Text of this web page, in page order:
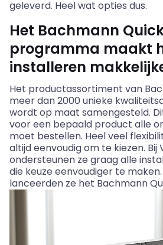
geleverd. Heel wat opties dus.
Het Bachmann
programma maakt
installeren
Het productassortiment van
meer dan 2000 unieke
wordt op maat samengesteld.
voor een bepaald product alle
moet bestellen. Heel veel
altijd eenvoudig om te kiezen. Bij
ondersteunen ze graag alle
die keuze eenvoudiger te
lanceerden ze het Bachmann